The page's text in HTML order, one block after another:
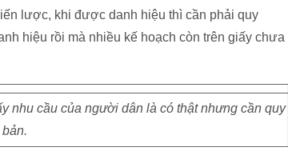
lược, khi được danh hiệu thì cần phải quy
hiệu rồi mà nhiều kế hoạch còn trên giấy chưa
nhu cầu của người dân là có thật nhưng cần quy